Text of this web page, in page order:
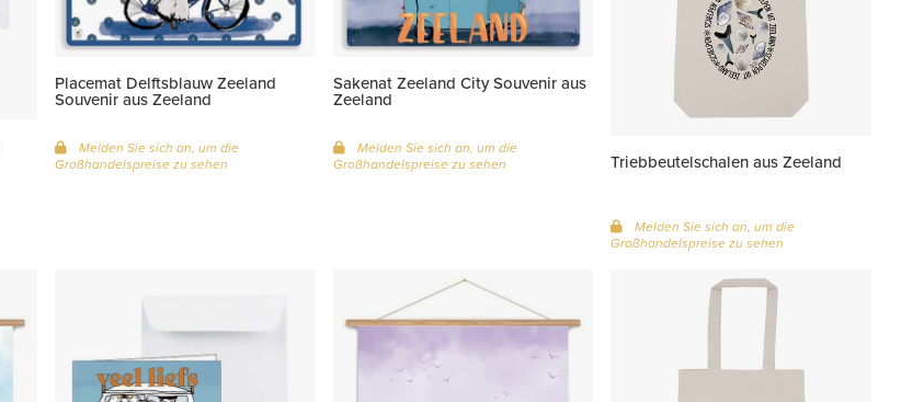
Placemat Delftsblauw Zeeland
Souvenir aus Zeeland
Melden Sie sich an, um die
Großhandelspreise zu sehen
Sakenat Zeeland City Souvenir aus
Zeeland
Melden Sie sich an, um die
Großhandelspreise zu sehen
Triebbeutelschalen aus Zeeland
Melden Sie sich an, um die
Großhandelspreise zu sehen